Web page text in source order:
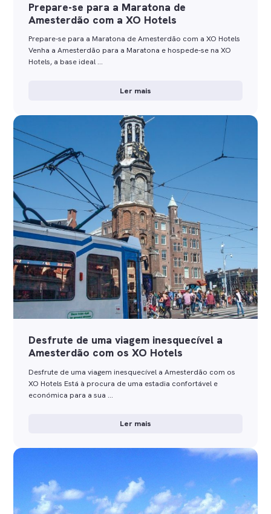
Prepare-se para a Maratona de
Amesterdão com a XO Hotels
Prepare-se para a Maratona de Amesterdão com a XO Hotels
Venha a Amesterdão para a Maratona e hospede-se na XO
Hotels, a base ideal …
Ler mais
Desfrute de uma viagem inesquecível a
Amesterdão com os XO Hotels
Desfrute de uma viagem inesquecível a Amesterdão com os
XO Hotels Está à procura de uma estadia confortável e
económica para a sua …
Ler mais